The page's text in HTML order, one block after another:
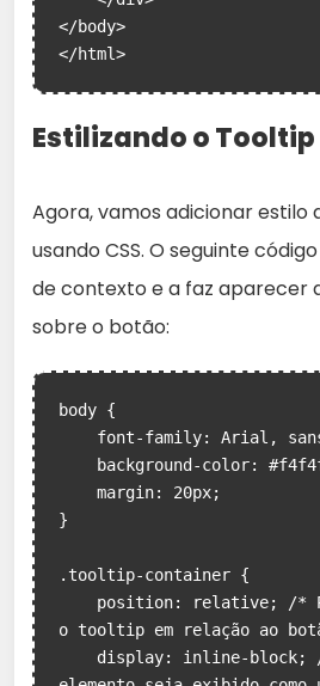
</body>
</html>
Estilizando o Tooltip
Agora, vamos adicionar estilo
usando CSS. O seguinte
de contexto e a faz aparecer
sobre o botão:
body {
}
.tooltip-container {
o tooltip em relação ao